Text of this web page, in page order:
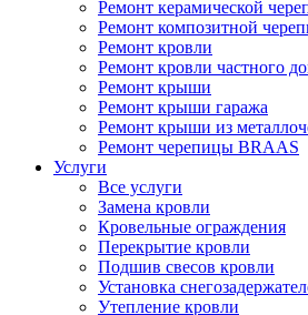
Ремонт керамической
Ремонт композитной
Ремонт кровли
Ремонт кровли частного
Ремонт крыши
Ремонт крыши гаража
Ремонт крыши из
Ремонт черепицы BRAAS
Услуги
Все услуги
Замена кровли
Кровельные ограждения
Перекрытие кровли
Подшив свесов кровли
Установка
Утепление кровли